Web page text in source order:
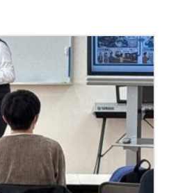
」を実施 実際の工具を使った
だオープンキャンパスに行け
回は【4/11(土)】に開催予定で
度についても詳しくご紹介し
大歓迎 ぜひお気軽にご参加く